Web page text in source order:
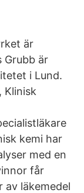
är
Grubb är
i Lund.
Klinisk
kemi har
med en
får
av läkemedel